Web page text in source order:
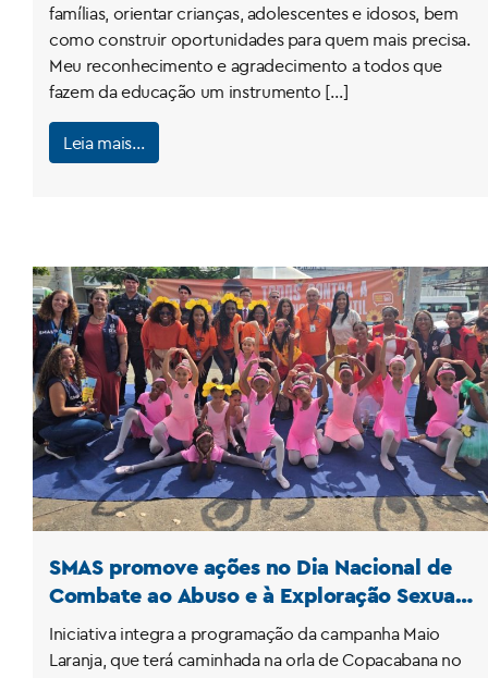
famílias, orientar crianças, adolescentes e idosos, bem
como construir oportunidades para quem mais precisa.
Meu reconhecimento e agradecimento a todos que
fazem da educação um instrumento […]
Leia mais…
SMAS promove ações no Dia Nacional de
Combate ao Abuso e à Exploração Sexual
de Crianças e Adolescentes
Iniciativa integra a programação da campanha Maio
Laranja, que terá caminhada na orla de Copacabana no